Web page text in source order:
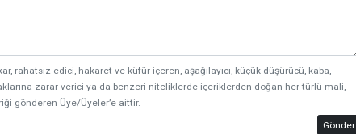
rahatsız edici, hakaret ve küfür içeren, aşağılayıcı, küçük düşürücü, kaba,
zarar verici ya da benzeri niteliklerde içeriklerden doğan her türlü mali,
gönderen Üye/Üyeler’e aittir.
Gönder